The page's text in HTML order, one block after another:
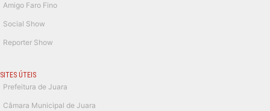
Amigo Faro Fino
Social Show
Reporter Show
SITES ÚTEIS
Prefeitura de Juara
Câmara Municipal de Juara